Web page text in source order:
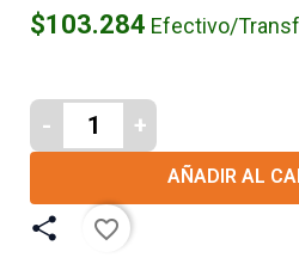
$103.284 Efectivo/
- +
AÑADIR AL
favorite_border